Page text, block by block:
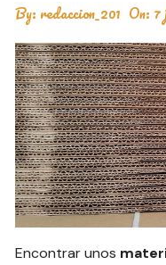
By: redaccion_201 On: 7
Encontrar unos